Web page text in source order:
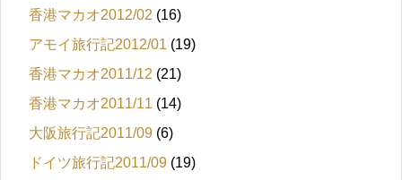
香港マカオ2012/02 (16)
アモイ旅行記2012/01 (19)
香港マカオ2011/12 (21)
香港マカオ2011/11 (14)
大阪旅行記2011/09 (6)
ドイツ旅行記2011/09 (19)